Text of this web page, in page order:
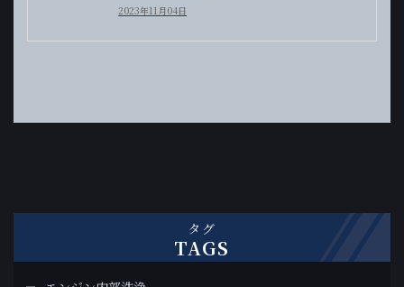
2023年11月04日
タグ
TAGS